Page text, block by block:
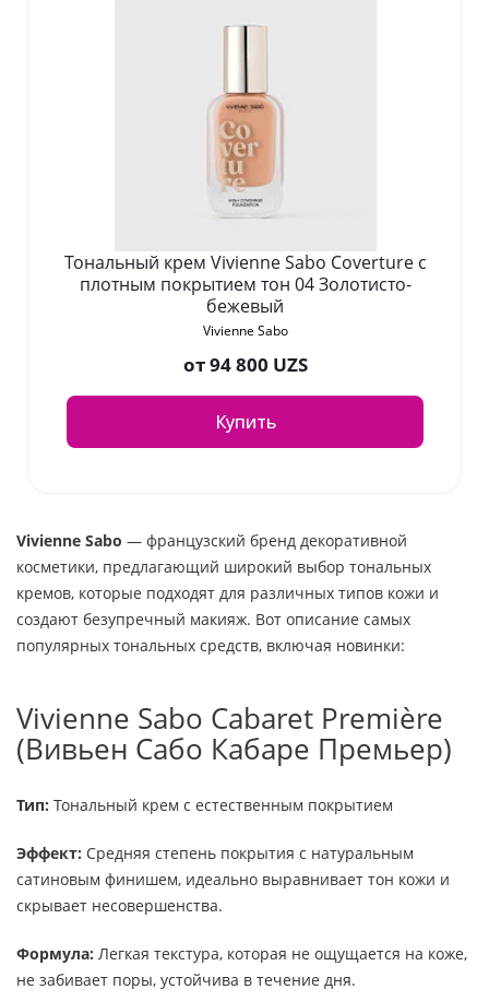
Тональный крем Vivienne Sabo Coverture с
плотным покрытием тон 04 Золотисто-
бежевый
Vivienne Sabo
от94 800 UZS
Купить
Vivienne Sabo — французский бренд декоративной
косметики, предлагающий широкий выбор тональных
кремов, которые подходят для различных типов кожи и
создают безупречный макияж. Вот описание самых
популярных тональных средств, включая новинки:
Vivienne Sabo Cabaret Première
(Вивьен Сабо Кабаре Премьер)
Тип: Тональный крем с естественным покрытием
Эффект: Средняя степень покрытия с натуральным
сатиновым финишем, идеально выравнивает тон кожи и
скрывает несовершенства.
Формула: Легкая текстура, которая не ощущается на коже,
не забивает поры, устойчива в течение дня.